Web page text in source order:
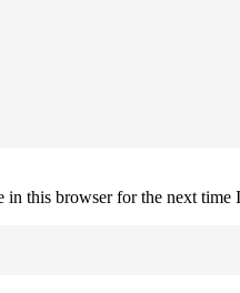
in this browser for the next time